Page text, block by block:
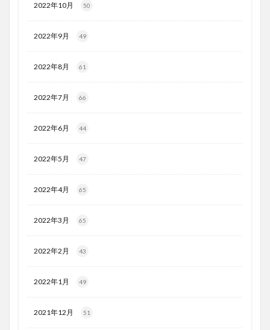
2022年10月 50
2022年9月 49
2022年8月 61
2022年7月 66
2022年6月 44
2022年5月 47
2022年4月 65
2022年3月 65
2022年2月 43
2022年1月 49
2021年12月 51